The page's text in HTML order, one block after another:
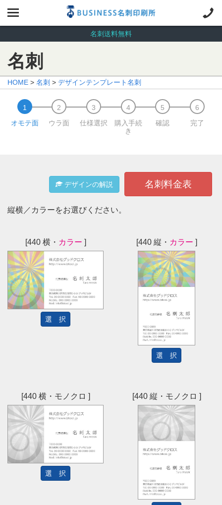
名刺送料無料
名刺
HOME > 名刺 > デザインテンプレート名刺
オモテ面 ウラ面 仕様選択
購入手続
き
確認 完了
デザインの解説 名刺料金表
縦横／カラーをお選びください。
[440 横・ カラー ]
選 択
[440 縦・ カラー ]
選 択
[440 横・モノクロ ]
選 択
[440 縦・モノクロ ]